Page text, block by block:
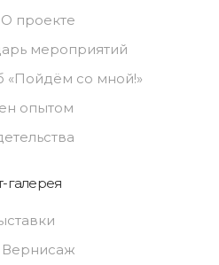
О проекте
мероприятий
со мной!»
опытом
галерея
Вернисаж